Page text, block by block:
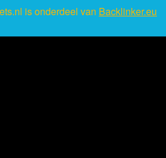
is onderdeel van Backlinker.eu